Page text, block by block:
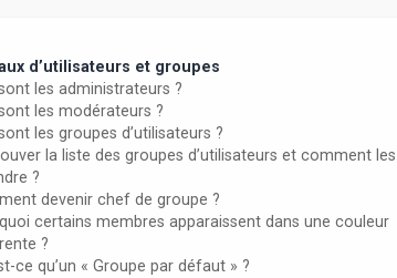
d’utilisateurs et groupes
les administrateurs ?
les modérateurs ?
les groupes d’utilisateurs ?
la liste des groupes d’utilisateurs et comment les
?
devenir chef de groupe ?
certains membres apparaissent dans une couleur
?
ce qu’un « Groupe par défaut » ?